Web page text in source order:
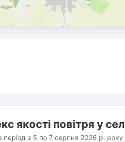
якості повітря у
період з 5 по 7 серпня 2026 р. року